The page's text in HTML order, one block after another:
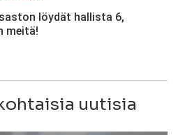
löydät hallista 6,
meitä!
uutisia